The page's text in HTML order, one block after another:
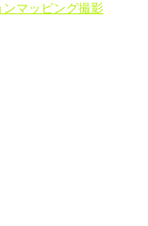
マッピング撮影